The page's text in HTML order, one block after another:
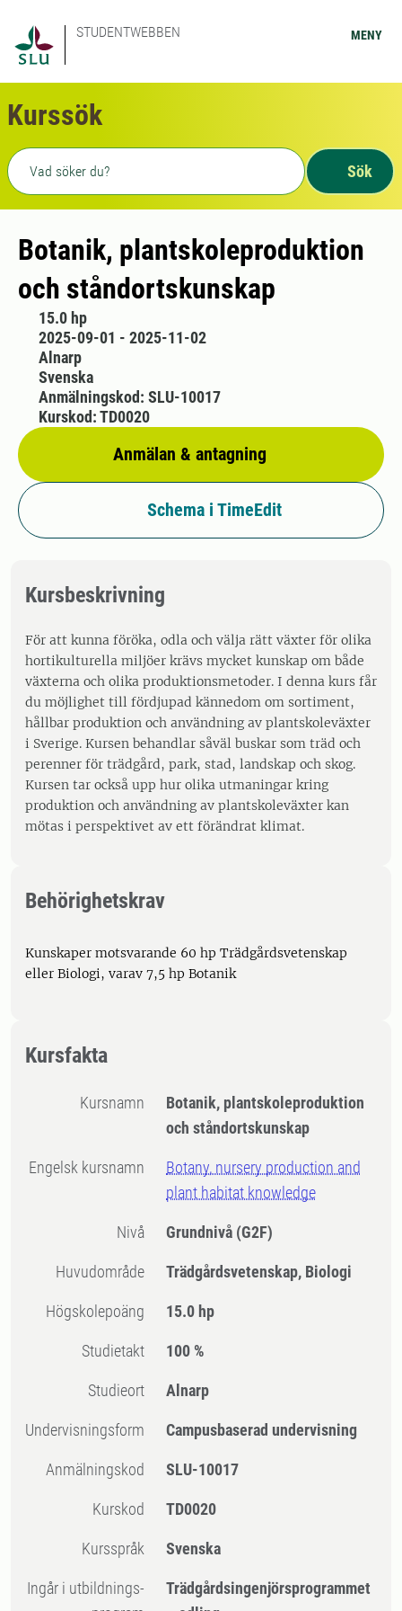
STUDENTWEBBEN MENY
Kurssök
Fritext sökning
Sök
Botanik, plantskoleproduktion
och ståndortskunskap
15.0 hp
2025-09-01 - 2025-11-02
Alnarp
Svenska
Anmälan & antagning
Anmälningskod: SLU-10017
Kurskod: TD0020
Schema i TimeEdit
Kursbeskrivning
För att kunna föröka, odla och välja rätt växter för olika
hortikulturella miljöer krävs mycket kunskap om både
växterna och olika produktionsmetoder. I denna kurs får
du möjlighet till fördjupad kännedom om sortiment,
hållbar produktion och användning av plantskoleväxter
i Sverige. Kursen behandlar såväl buskar som träd och
perenner för trädgård, park, stad, landskap och skog.
Kursen tar också upp hur olika utmaningar kring
produktion och användning av plantskoleväxter kan
mötas i perspektivet av ett förändrat klimat.
Behörighetskrav
Kunskaper motsvarande 60 hp Trädgårdsvetenskap
eller Biologi, varav 7,5 hp Botanik
Kursfakta
Kursnamn
Botanik, plantskoleproduktion
och ståndortskunskap
Engelsk kursnamn
Botany, nursery production and
plant habitat knowledge
Nivå Grundnivå (G2F)
Huvudområde Trädgårdsvetenskap, Biologi
högskolepoäng 15.0 hp
Studietakt 100 %
Studieort Alnarp
Undervisningsform Campusbaserad undervisning
Anmälningskod SLU-10017
Kurskod TD0020
Kursspråk Svenska
Ingår i utbildnings-
Trädgårdsingenjörsprogrammet